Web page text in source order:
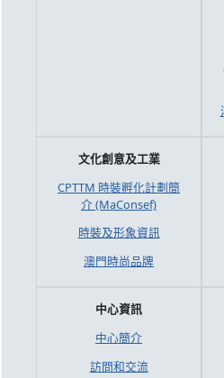
文化創意及工業
CPTTM 時裝孵化計劃簡
介 (MaConsef)
時裝及形象資訊
澳門時尚品牌
中心資訊
中心簡介
訪問和交流